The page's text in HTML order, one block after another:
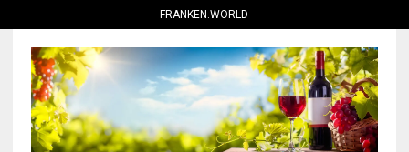
FRANKEN.WORLD